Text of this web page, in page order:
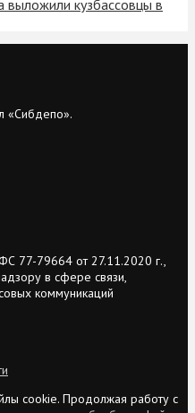
кузбассовцы в
«Сибдепо».
77-79664 от 27.11.2020 г.,
в сфере связи,
коммуникаций
cookie. Продолжая работу с